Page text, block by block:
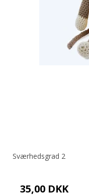
Sværhedsgrad 2
35,00 DKK